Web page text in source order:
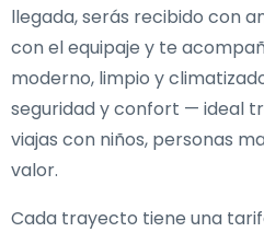
llegada, serás recibido con
con el equipaje y te
moderno, limpio y
seguridad y confort — ideal
viajas con niños, personas
valor.
Cada trayecto tiene una